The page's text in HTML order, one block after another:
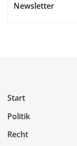
Newsletter
Start
Politik
Recht